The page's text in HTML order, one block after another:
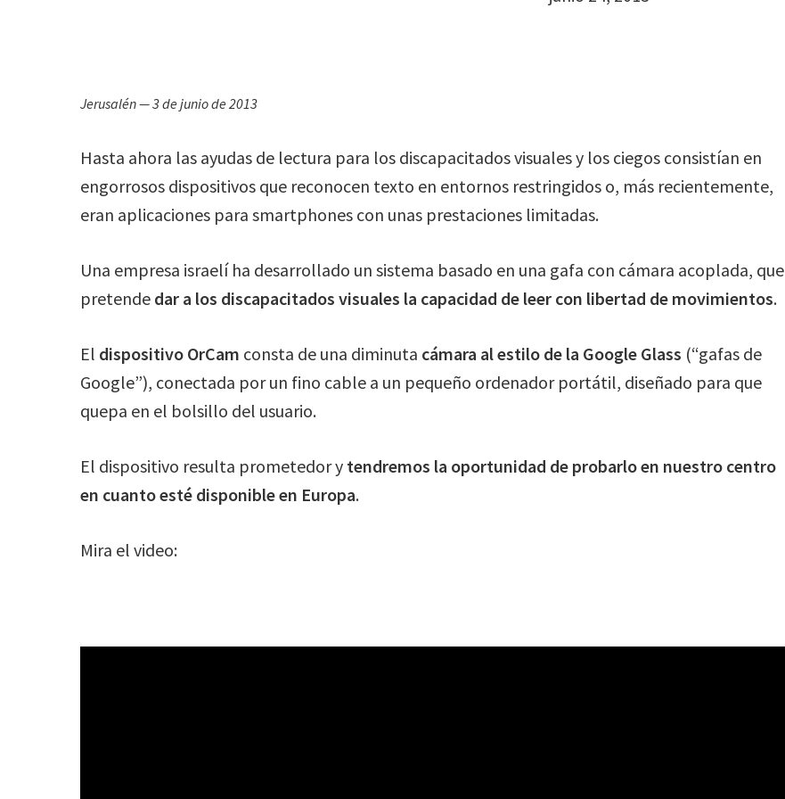
Jerusalén — 3 de junio de 2013
Hasta ahora las ayudas de lectura para los discapacitados visuales y los ciegos consistían en
engorrosos dispositivos que reconocen texto en entornos restringidos o, más recientemente,
eran aplicaciones para smartphones con unas prestaciones limitadas.
Una empresa israelí ha desarrollado un sistema basado en una gafa con cámara acoplada, que
pretende dar a los discapacitados visuales la capacidad de leer con libertad de movimientos.
El dispositivo OrCam consta de una diminuta cámara al estilo de la Google Glass (“gafas de
Google”), conectada por un fino cable a un pequeño ordenador portátil, diseñado para que
quepa en el bolsillo del usuario.
El dispositivo resulta prometedor y tendremos la oportunidad de probarlo en nuestro centro
en cuanto esté disponible en Europa.
Mira el video: